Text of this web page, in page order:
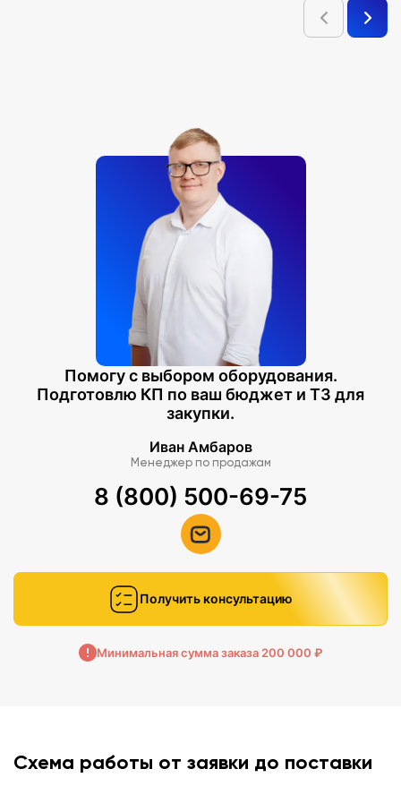
Помогу с выбором оборудования.
Подготовлю КП по ваш бюджет и ТЗ для
закупки.
Иван Амбаров
Менеджер по продажам
8 (800) 500-69-75
Получить консультацию
Минимальная сумма заказа 200 000 ₽
Схема работы от заявки до поставки